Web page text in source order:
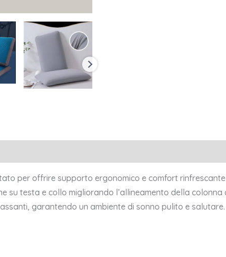
per offrire supporto ergonomico e comfort
su testa e collo migliorando l’allineamento della
garantendo un ambiente di sonno pulito e salutare.